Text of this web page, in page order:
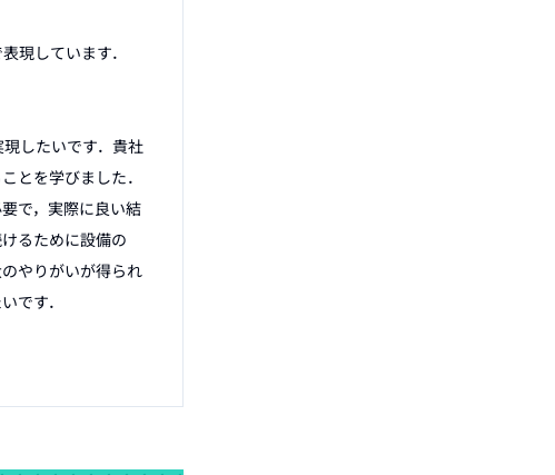
現しています．
したいです．貴社
とを学びました．
で，実際に良い結
るために設備の
やりがいが得られ
です．